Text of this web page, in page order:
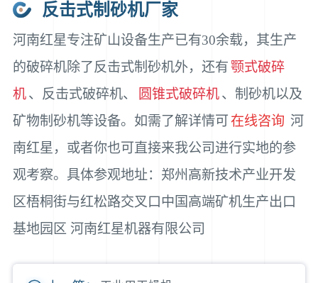
反击式制砂机厂家
河南红星专注矿山设备生产已有30余载，其生产
的破碎机除了反击式制砂机外，还有颚式破碎
机、反击式破碎机、 圆锥式破碎机、制砂机以及
矿物制砂机等设备。如需了解详情可 在线咨询 河
南红星，或者你也可直接来我公司进行实地的参
观考察。具体参观地址：郑州高新技术产业开发
区梧桐街与红松路交叉口中国高端矿机生产出口
基地园区 河南红星机器有限公司